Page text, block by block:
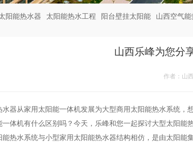
阳能热水器 太阳能热水工程 阳台壁挂太阳能 山西空气
山西乐峰为您分
作者：山
水器从家用太阳能一体机发展为大型商用太阳能热水系统
一体机有什么区别吗？今天，乐峰和您一起探讨大型太阳能
能热水系统与小型家用太阳能热水器结构相仿，是由太阳